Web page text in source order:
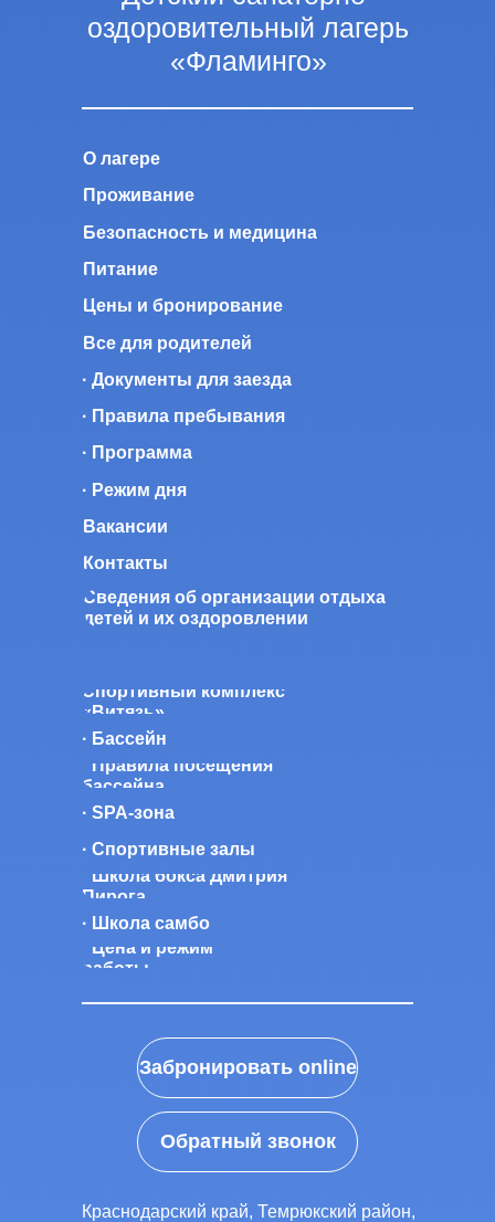
Обратный звонок
Забронировать online
Сведения об организации отдыха
детей и их оздоровлении
Контакты
Вакансии
Все для родителей
Цены и бронирование
Питание
Безопасность и медицина
· Режим дня
· Программа
· Цена и режим
работы
· Правила пребывания
· Документы для заезда
Проживание
· Школа самбо
· Школа бокса Дмитрия
Пирога
· Спортивные залы
· SPA-зона
· Правила посещения
бассейна
· Бассейн
Спортивный комплекс
«Витязь»
О лагере
оздоровительный лагерь
«Фламинго»
Краснодарский край, Темрюкский район,